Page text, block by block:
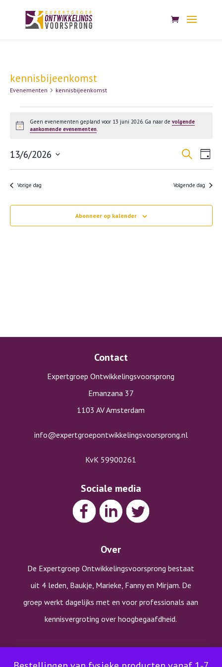
kennisbijeenkomst
Evenementen kennisbijeenkomst
in
juni
2026
Bericht
Geen evenementen gepland voor 13 juni 2026. Ga naar devolgende
aankomende evenementen.
Zoeken
en
Zoeken
Dag
13/6/2026
Selecteer
een
datum.
Vorige dag Volgende dag
Abonneer op kalender
Contact
Expertgroep Ontwikkelingsvoorsprong
Emanzana 37
1103 AV Amsterdam
info@expertgroepontwikkelingsvoorsprong.nl
KvK 59900261
Sociale media
Over
De Expertgroep Ontwikkelingsvoorsprong bestaat
uit 4 leden, Baukje, Marieke, Fanny en Mirjam. De
groep werkt dagelijks met en voor professionals aan
kennisvergroting over hoogbegaafdheid.